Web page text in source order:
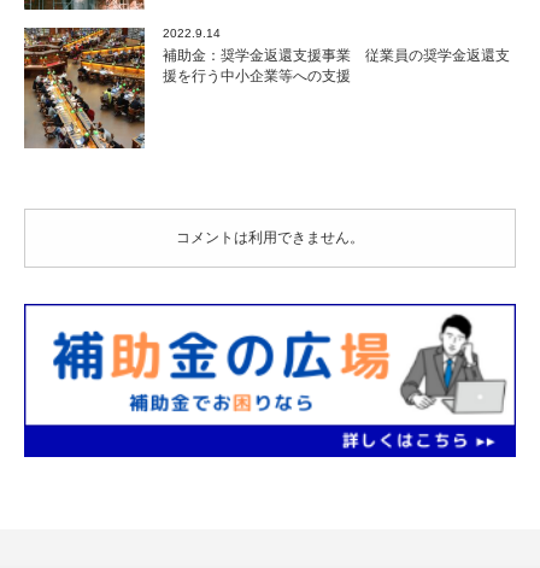
2022.9.14
補助金：奨学金返還支援事業 従業員の奨学金返還支
援を行う中小企業等への支援
コメントは利用できません。